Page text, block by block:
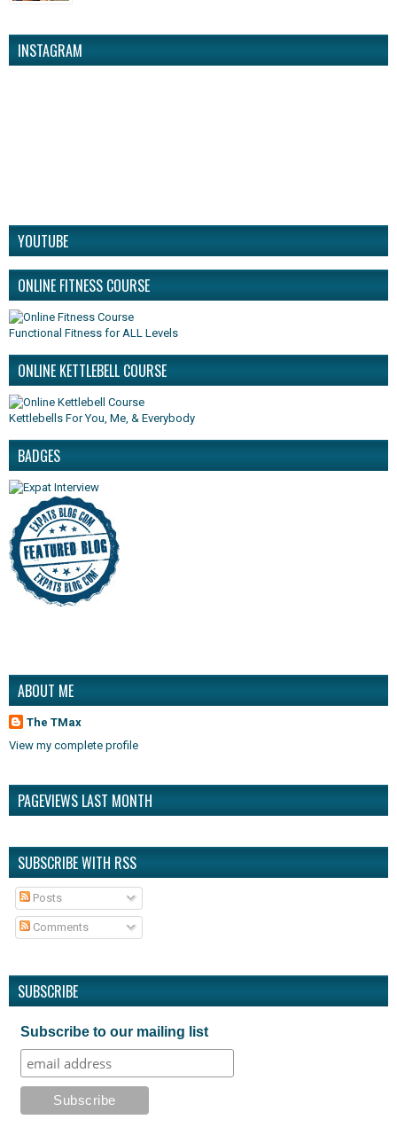
INSTAGRAM
YOUTUBE
ONLINE FITNESS COURSE
Functional Fitness for ALL Levels
ONLINE KETTLEBELL COURSE
Kettlebells For You, Me, & Everybody
BADGES
ABOUT ME
The TMax
View my complete profile
PAGEVIEWS LAST MONTH
SUBSCRIBE WITH RSS
Posts
Comments
SUBSCRIBE
Subscribe to our mailing list